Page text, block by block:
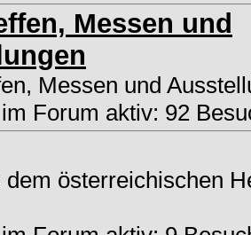
Messen und
Messen und
Forum aktiv: 92
dem österreichischen